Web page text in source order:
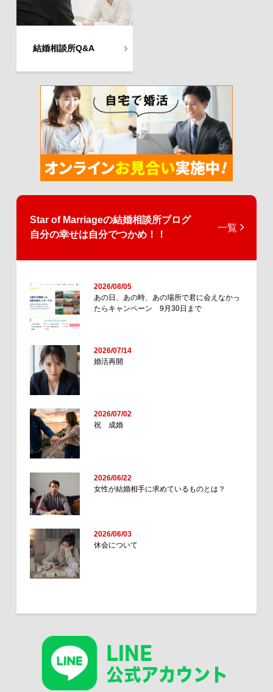
結婚相談所Q&A
Star of Marriageの結婚相談所ブログ
自分の幸せは自分でつかめ！！
一覧
2026/08/05
あの日、あの時、あの場所で君に会えなかっ
たらキャンペーン 9月30日まで
2026/07/14
婚活再開
2026/07/02
祝 成婚
2026/06/22
女性が結婚相手に求めているものとは？
2026/06/03
休会について